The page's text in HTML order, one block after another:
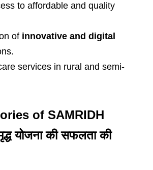
to affordable and quality
of innovative and digital
services in rural and semi-
of SAMRIDH
योजना की सफलता की